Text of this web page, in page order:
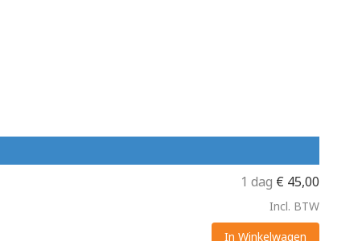
1 dag € 45,00
Incl. BTW
In Winkelwagen